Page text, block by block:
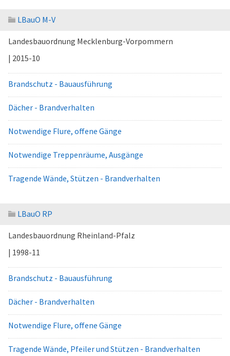
LBauO M-V
Landesbauordnung Mecklenburg-Vorpommern
| 2015-10
Brandschutz - Bauausführung
Dächer - Brandverhalten
Notwendige Flure, offene Gänge
Notwendige Treppenräume, Ausgänge
Tragende Wände, Stützen - Brandverhalten
LBauO RP
Landesbauordnung Rheinland-Pfalz
| 1998-11
Brandschutz - Bauausführung
Dächer - Brandverhalten
Notwendige Flure, offene Gänge
Tragende Wände, Pfeiler und Stützen - Brandverhalten